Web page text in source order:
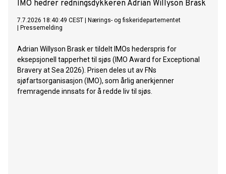
IMO hedrer redningsdykkeren Adrian Willyson Brask
7.7.2026 18:40:49 CEST
Nærings- og fiskeridepartementet
Pressemelding
Adrian Willyson Brask er tildelt IMOs hederspris for
eksepsjonell tapperhet til sjøs (IMO Award for Exceptional
Bravery at Sea 2026). Prisen deles ut av FNs
sjøfartsorganisasjon (IMO), som årlig anerkjenner
fremragende innsats for å redde liv til sjøs.